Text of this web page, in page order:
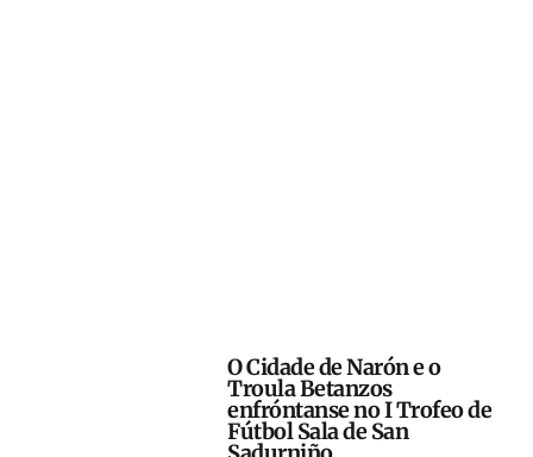
O Cidade de Narón e o
Troula Betanzos
enfróntanse no I Trofeo de
Fútbol Sala de San